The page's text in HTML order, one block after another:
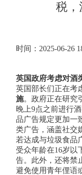
税，
时间：2025-06-26
英国政府考虑对酒
英国部长们正在考
施。政府正在研究
晚上9点之前进行
品广告规定更加一
类广告，涵盖社交
若达成与垃圾食品
受众年龄在16岁以
告。此外，还将禁
避免使用青年俚语